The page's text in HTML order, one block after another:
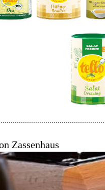
Zassenhaus